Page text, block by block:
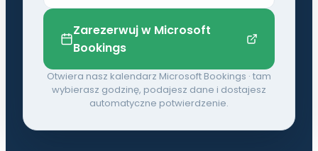
Zarezerwuj w Microsoft
Bookings
Otwiera nasz kalendarz Microsoft Bookings · tam
wybierasz godzinę, podajesz dane i dostajesz
automatyczne potwierdzenie.